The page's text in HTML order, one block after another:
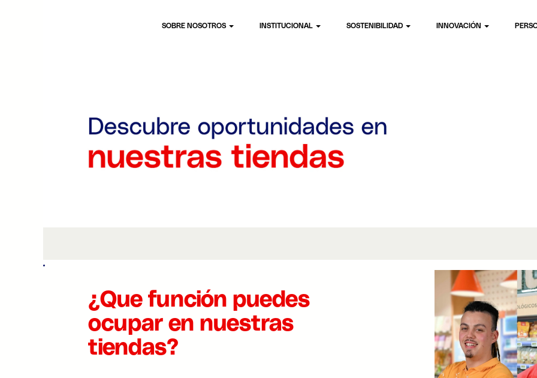
SOBRE NOSOTROS INSTITUCIONAL SOSTENIBILIDAD INNOVACIÓN
¿Que función puedes
ocupar en nuestras
tiendas?